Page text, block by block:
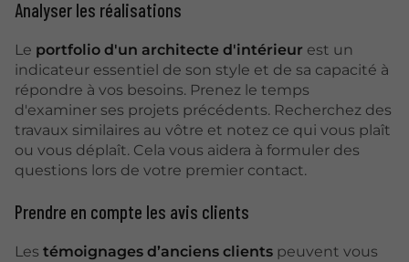
Analyser les réalisations
Le portfolio d'un architecte d'intérieur est un
indicateur essentiel de son style et de sa capacité à
répondre à vos besoins. Prenez le temps
d'examiner ses projets précédents. Recherchez des
travaux similaires au vôtre et notez ce qui vous plaît
ou vous déplaît. Cela vous aidera à formuler des
questions lors de votre premier contact.
Prendre en compte les avis clients
Les témoignages d’anciens clients peuvent vous